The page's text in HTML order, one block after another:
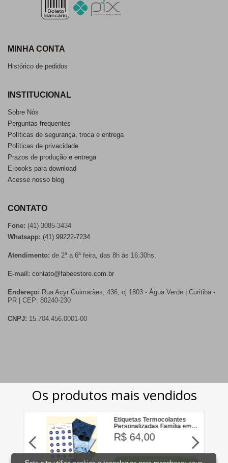
MINHA CONTA
Histórico de pedidos
INSTITUCIONAL
Sobre Nós
Perguntas frequentes
Políticas de segurança, troca e entrega
Políticas de privacidade
Prazos de produção e entrega
E-books para download
Acesse nosso blog
CONTATO
Fone: (41) 3085-3434
Whatsapp: (41) 99222-7234
Atendimento: de 2ª a 6ª feira, das 8h às 16:30hs.
E-mail: contato@fabeestore.com.br
Endereço: Rua Acyr Guimarães, 436, cj 1803 - Água Verde | Curitiba -
PR | CEP: 80240-230
CNPJ: 15.704.456.0001-00